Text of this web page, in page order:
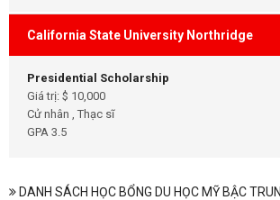
California State University Northridge
Presidential Scholarship
Giá trị: $ 10,000
Cử nhân , Thạc sĩ
GPA 3.5
DANH SÁCH HỌC BỔNG DU HỌC MỸ BẬC